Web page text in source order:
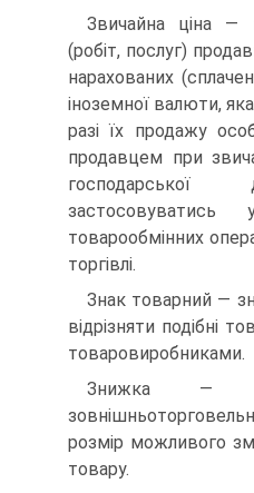
Звичайна ціна —
(робіт, послуг)
нарахованих
іноземної валюти,
разі їх продажу
продавцем при
господарської
товарообмінних
торгівлі.
Знак товарний —
відрізняти подібні
товаровиробниками.
Знижка —
розмір можливого
товару.